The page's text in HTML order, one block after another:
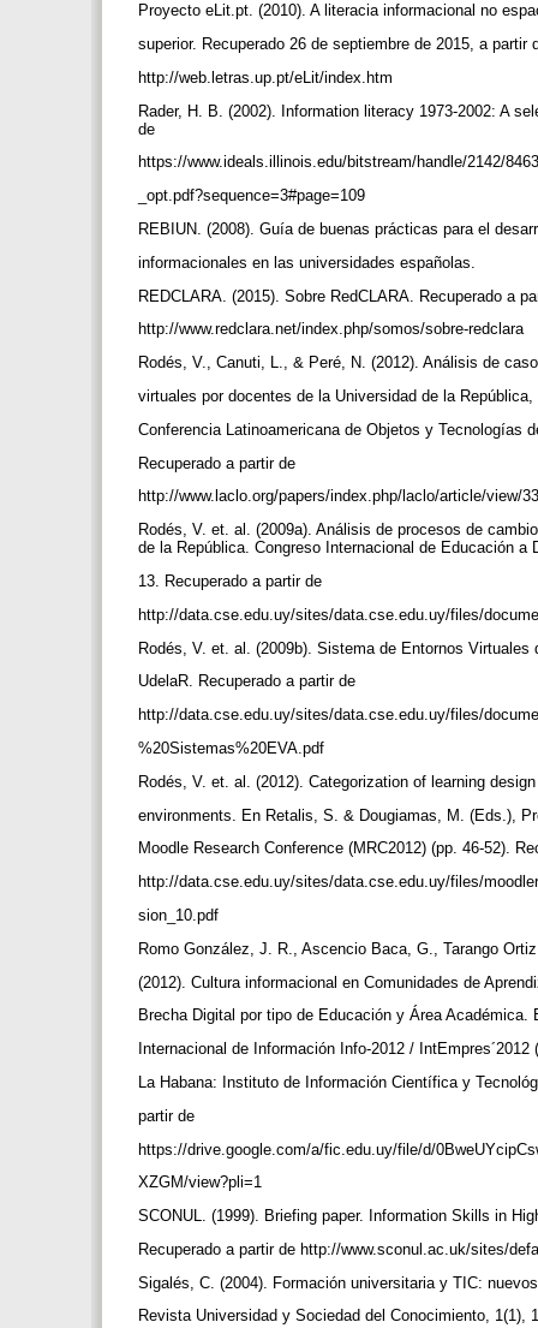
Proyecto eLit.pt. (2010). A literacia informacional no
superior. Recuperado 26 de septiembre de 2015, a partir
http://web.letras.up.pt/eLit/index.htm
Rader, H. B. (2002). Information literacy 1973-2002: A
de
https://www.ideals.illinois.edu/bitstream/handle/2142/
_opt.pdf?sequence=3#page=109
REBIUN. (2008). Guía de buenas prácticas para el
informacionales en las universidades españolas.
REDCLARA. (2015). Sobre RedCLARA. Recuperado a
http://www.redclara.net/index.php/somos/sobre-redclara
Rodés, V., Canuti, L., & Peré, N. (2012). Análisis de
virtuales por docentes de la Universidad de la
Conferencia Latinoamericana de Objetos y Tecnologías
Recuperado a partir de
http://www.laclo.org/papers/index.php/laclo/article/view/
Rodés, V. et. al. (2009a). Análisis de procesos de
de la República. Congreso Internacional de Educación
13. Recuperado a partir de
http://data.cse.edu.uy/sites/data.cse.edu.uy/files/
Rodés, V. et. al. (2009b). Sistema de Entornos
UdelaR. Recuperado a partir de
http://data.cse.edu.uy/sites/data.cse.edu.uy/files/
%20Sistemas%20EVA.pdf
Rodés, V. et. al. (2012). Categorization of learning
environments. En Retalis, S. & Dougiamas, M. (Eds.),
Moodle Research Conference (MRC2012) (pp. 46-52).
http://data.cse.edu.uy/sites/data.cse.edu.uy/files/
sion_10.pdf
Romo González, J. R., Ascencio Baca, G., Tarango
(2012). Cultura informacional en Comunidades de
Brecha Digital por tipo de Educación y Área Académica.
Internacional de Información Info-2012 /
La Habana: Instituto de Información Científica y
partir de
https://drive.google.com/a/fic.edu.uy/file/d/
XZGM/view?pli=1
SCONUL. (1999). Briefing paper. Information Skills in
Recuperado a partir de http://www.sconul.ac.uk/sites/
Sigalés, C. (2004). Formación universitaria y TIC:
Revista Universidad y Sociedad del Conocimiento, 1(1),